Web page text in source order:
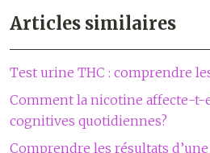
Articles similaires
Test urine THC : comprendre
Comment la nicotine affecte-t-
cognitives quotidiennes?
Comprendre les résultats